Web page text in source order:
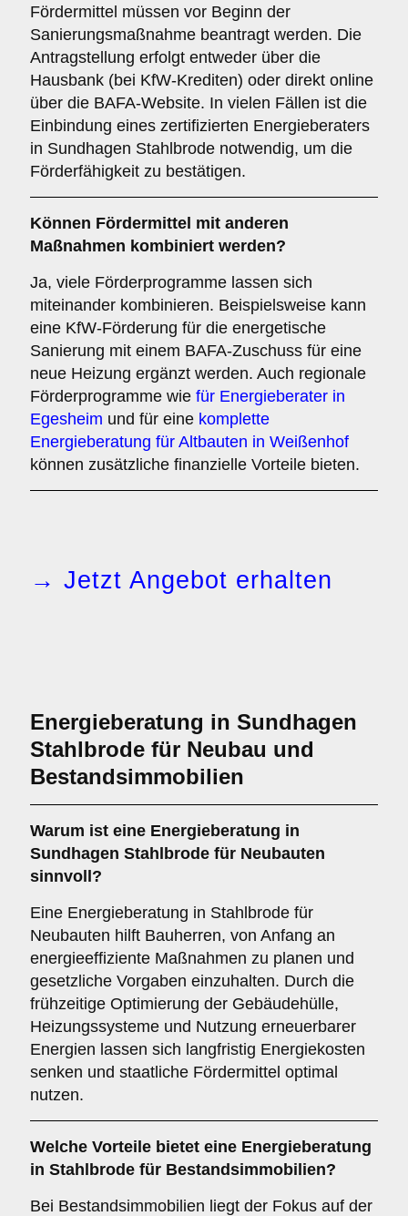
Fördermittel müssen vor Beginn der
Sanierungsmaßnahme beantragt werden. Die
Antragstellung erfolgt entweder über die
Hausbank (bei KfW-Krediten) oder direkt online
über die BAFA-Website. In vielen Fällen ist die
Einbindung eines zertifizierten Energieberaters
in Sundhagen Stahlbrode notwendig, um die
Förderfähigkeit zu bestätigen.
Können Fördermittel mit anderen
Maßnahmen kombiniert werden?
Ja, viele Förderprogramme lassen sich
miteinander kombinieren. Beispielsweise kann
eine KfW-Förderung für die energetische
Sanierung mit einem BAFA-Zuschuss für eine
neue Heizung ergänzt werden. Auch regionale
Förderprogramme wie für Energieberater in
Egesheim und für eine komplette
Energieberatung für Altbauten in Weißenhof
können zusätzliche finanzielle Vorteile bieten.
→ Jetzt Angebot erhalten
Energieberatung in Sundhagen
Stahlbrode für Neubau und
Bestandsimmobilien
Warum ist eine Energieberatung in
Sundhagen Stahlbrode für Neubauten
sinnvoll?
Eine Energieberatung in Stahlbrode für
Neubauten hilft Bauherren, von Anfang an
energieeffiziente Maßnahmen zu planen und
gesetzliche Vorgaben einzuhalten. Durch die
frühzeitige Optimierung der Gebäudehülle,
Heizungssysteme und Nutzung erneuerbarer
Energien lassen sich langfristig Energiekosten
senken und staatliche Fördermittel optimal
nutzen.
Welche Vorteile bietet eine Energieberatung
in Stahlbrode für Bestandsimmobilien?
Bei Bestandsimmobilien liegt der Fokus auf der